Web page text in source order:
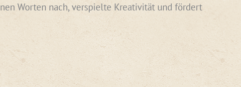
Worten nach, verspielte Kreativität und fördert